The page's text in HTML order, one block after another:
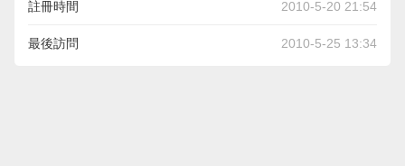
註冊時間 2010-5-20 21:54
最後訪問 2010-5-25 13:34